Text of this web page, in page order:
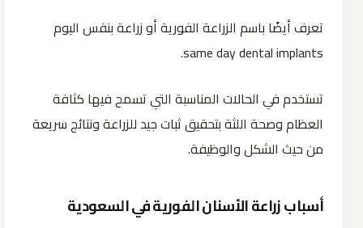
تعرف أيضًا باسم الزراعة الفورية أو زراعة بنفس اليوم
same day dental implants.
تستخدم في الحالات المناسبة التي تسمح فيها كثافة
العظام وصحة اللثة بتحقيق ثبات جيد للزراعة ونتائج سريعة
من حيث الشكل والوظيفة.
أسباب زراعة الأسنان الفورية في السعودية